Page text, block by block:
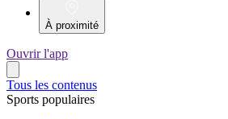
À proximité
Ouvrir l'app
Tous les contenus
Sports populaires